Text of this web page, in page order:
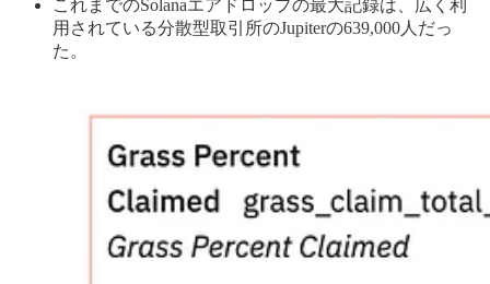
これまでのSolanaエアドロップの最大記録は、広く利
用されている分散型取引所のJupiterの639,000人だっ
た。